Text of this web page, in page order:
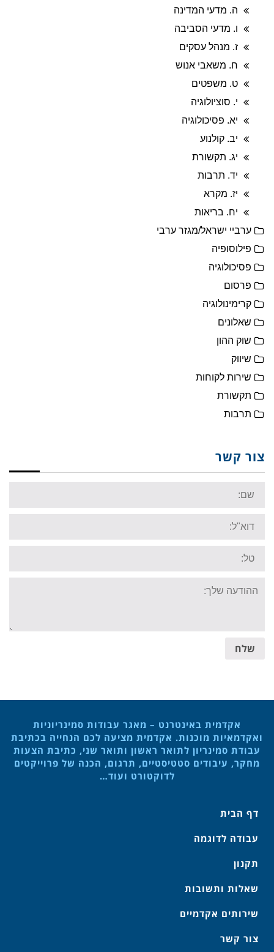
ה. מדעי המדינה
ו. מדעי הסביבה
ז. מנהל עסקים
ח. משאבי אנוש
ט. משפטים
י. סוציולוגיה
יא. פסיכולוגיה
יב. קולנוע
יג. תקשורת
יד. תרבות
יז. מקרא
יח. בריאות
ערביי ישראל/מגזר ערבי
פילוסופיה
פסיכולוגיה
פרסום
קרימינולוגיה
שאלונים
שוק ההון
שיווק
שירות לקוחות
תקשורת
תרבות
צור קשר
Name:
Email:
Tel:
Your
message:
שלח
אקדמית באינטרנט – מאגר עבודות סמינריוניות
ואקדמאיות מוכנות. אקדמית מציעה לכם הנחייה בכתיבת
עבודת סמינריון לתואר ראשון ותואר שני, כתיבת הצעות
מחקר, עיבודים סטטיסטיים, תרגום, הכנה של פרוייקטים
לדוקטורט ועוד…
דף הבית
עבודה לדוגמה
תקנון
שאלות ותשובות
שירותים אקדמיים
צור קשר